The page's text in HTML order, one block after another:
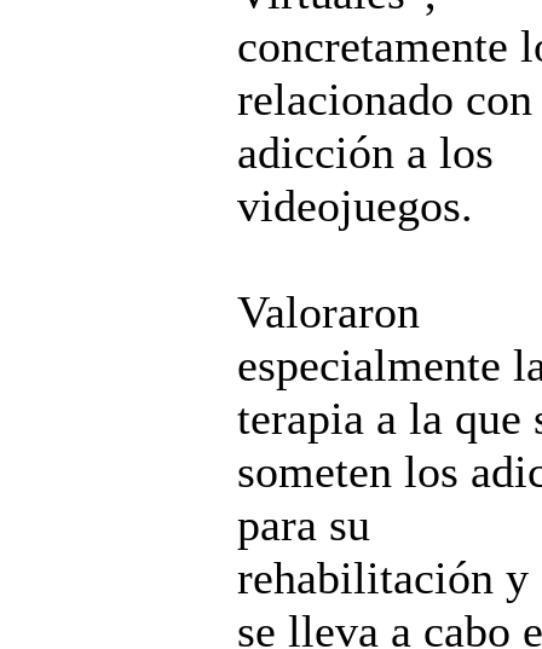
concretamente
relacionado
adicción a los
videojuegos.
Valoraron
especialmente
terapia a la que
someten los
para su
rehabilitación y
se lleva a cabo